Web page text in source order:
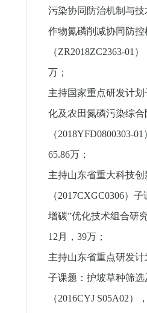
污染协同防治机制与技
作物氮磷削减协同防
（ZR2018ZC2363-01）
万；
主持国家重点研发计
化及农田氮磷污染综
（2018YFD0800303-01
65.86万；
主持山东省重大科技创
（2017CXGC0306）子
增碳”优化技术组合研究
12月， 39万；
主持山东省重点研发计
子课题：护坡草种筛选
（2016CYJ S05A02），